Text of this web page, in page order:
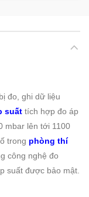
đo, ghi dữ liệu
suất tích hợp đo áp
mbar lên tới 1100
trong phòng thí
công nghệ đo
suất được bảo mật.